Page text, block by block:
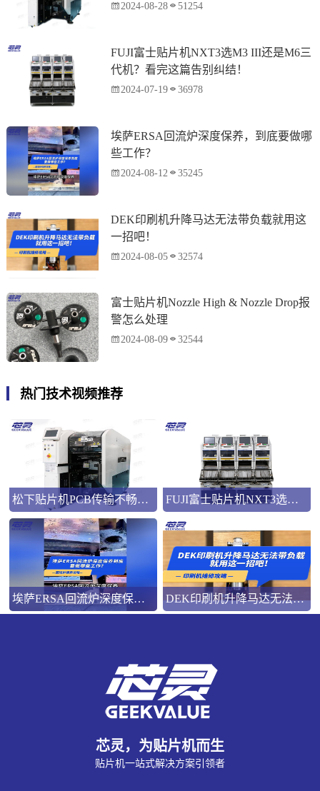
2024-08-28 51254
FUJI富士贴片机NXT3选M3 III还是M6三
代机？看完这篇告别纠结！
2024-07-19 36978
埃萨ERSA回流炉深度保养，到底要做哪
些工作？
2024-08-12 35245
DEK印刷机升降马达无法带负载就用这
一招吧！
2024-08-05 32574
富士贴片机Nozzle High & Nozzle Drop报
警怎么处理
2024-08-09 32544
热门技术视频推荐
松下贴片机PCB传输不畅的原因与处理方法 FUJI富士贴片机NXT3选M3 III还是M6三代机？看完这篇告别纠结！
埃萨ERSA回流炉深度保养，到底要做哪些工作？ DEK印刷机升降马达无法带负载就用这一招吧！
芯灵，为贴片机而生
贴片机一站式解决方案引领者